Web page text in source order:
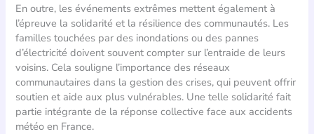
En outre, les événements extrêmes mettent également à
l’épreuve la solidarité et la résilience des communautés. Les
familles touchées par des inondations ou des pannes
d’électricité doivent souvent compter sur l’entraide de leurs
voisins. Cela souligne l’importance des réseaux
communautaires dans la gestion des crises, qui peuvent offrir
soutien et aide aux plus vulnérables. Une telle solidarité fait
partie intégrante de la réponse collective face aux accidents
météo en France.